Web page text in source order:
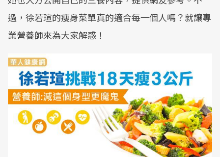
過，徐若瑄的瘦身菜單真的適合每一個人嗎？就讓專
業營養師來為大家解惑！